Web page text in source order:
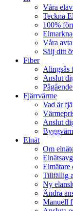
Våra
Teckna
100%
Våra
Sälj ditt
Fiber
Alingsås
Anslut
Fjärrvärme
Vad är
Anslut
Elnät
Om
Tillfällig
Ny
Ändra
Manuell